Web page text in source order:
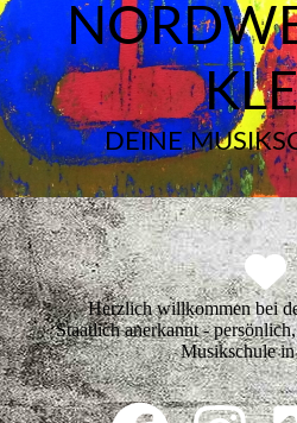
DEINE
Herzlich willkommen bei
Staatlich anerkannt -
Musikschule